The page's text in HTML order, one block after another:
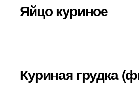
Яйцо куриное
Куриная грудка